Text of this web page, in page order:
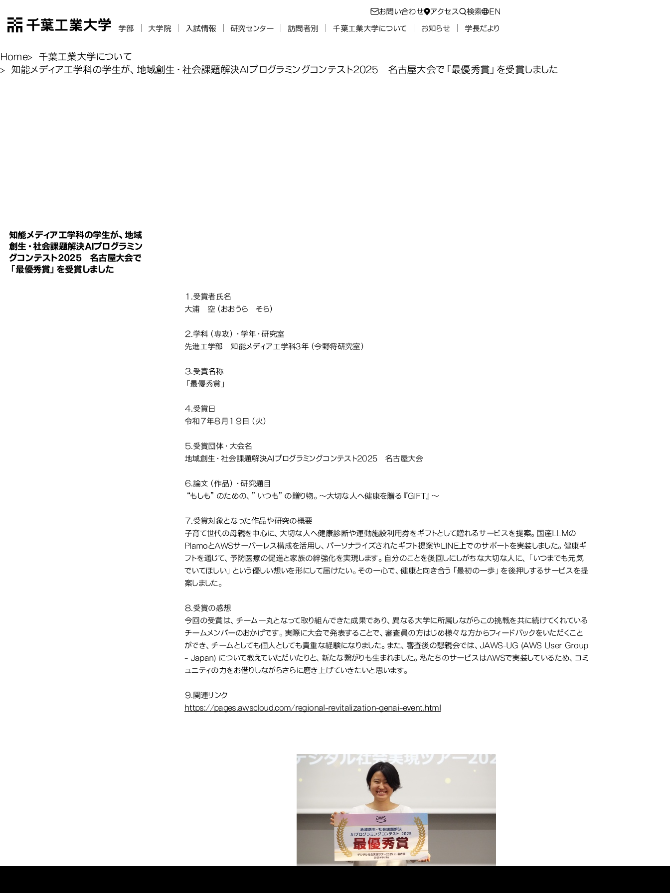
千葉工業大学
お問い合わせ アクセス 検索 EN
学部 大学院 入試情報 研究センター 訪問者別 千葉工業大学について お知らせ 学長だより
Home
千葉工業大学について
知能メディア工学科の学生が、地域創⽣・社会課題解決AIプログラミングコンテスト2025 名古屋大会で「最優秀賞」を受賞しました
賞しました
賞しました
賞しました
賞しました
知能メディア工学科の学生が、地域
創⽣・社会課題解決AIプログラミン
グコンテスト2025 名古屋大会で
「最優秀賞」を受賞しました
「最優秀賞」を受賞しました
「最優秀賞」を受賞しました
「最優秀賞」を受賞しました
１.受賞者氏名
大浦 空（おおうら そら）
２.学科（専攻）・学年・研究室
先進工学部 知能メディア工学科3年（今野将研究室）
３.受賞名称
「最優秀賞」
４.受賞日
令和７年８月１９日（火）
５.受賞団体・大会名
地域創⽣・社会課題解決AIプログラミングコンテスト2025 名古屋大会
６.論文（作品）・研究題目
“もしも”のための、”いつも”の贈り物。〜大切な人へ健康を贈る『GIFT』〜
７.受賞対象となった作品や研究の概要
⼦育て世代の⺟親を中⼼に、⼤切な⼈へ健康診断や運動施設利⽤券をギフトとして贈れるサービスを提案。国産LLMの
PlamoとAWSサーバーレス構成を活⽤し、パーソナライズされたギフト提案やLINE上でのサポートを実装しました。健康ギ
フトを通じて、予防医療の促進と家族の絆強化を実現します。自分のことを後回しにしがちな大切な人に、「いつまでも元気
でいてほしい」という優しい想いを形にして届けたい。その一心で、健康と向き合う「最初の一歩」を後押しするサービスを提
案しました。
８.受賞の感想
今回の受賞は、チーム一丸となって取り組んできた成果であり、異なる大学に所属しながらこの挑戦を共に続けてくれている
チームメンバーのおかげです。実際に大会で発表することで、審査員の方はじめ様々な方からフィードバックをいただくこと
ができ、チームとしても個人としても貴重な経験になりました。また、審査後の懇親会では、JAWS-UG (AWS User Group
- Japan) について教えていただいたりと、新たな繋がりも生まれました。私たちのサービスはAWSで実装しているため、コミ
ュニティの力をお借りしながらさらに磨き上げていきたいと思います。
９.関連リンク
https://pages.awscloud.com/regional-revitalization-genai-event.html